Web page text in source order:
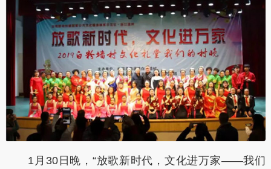
1月30日晚，“放歌新时代，文化进万家——我们